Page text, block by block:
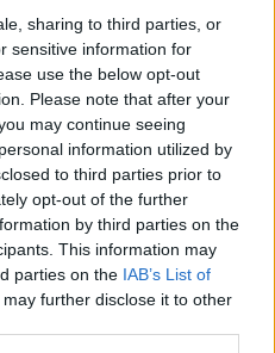
sharing to third parties, or
sensitive information for
use the below opt-out
Please note that after your
may continue seeing
information utilized by
to third parties prior to
opt-out of the further
by third parties on the
This information may
parties on the IAB’s List of
may further disclose it to other
motin hapësinor dhe Tokë